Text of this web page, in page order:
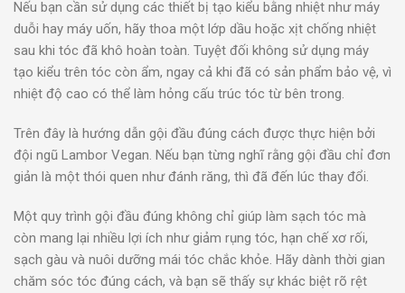
Nếu bạn cần sử dụng các thiết bị tạo kiểu bằng nhiệt như máy
duỗi hay máy uốn, hãy thoa một lớp dầu hoặc xịt chống nhiệt
sau khi tóc đã khô hoàn toàn. Tuyệt đối không sử dụng máy
tạo kiểu trên tóc còn ẩm, ngay cả khi đã có sản phẩm bảo vệ, vì
nhiệt độ cao có thể làm hỏng cấu trúc tóc từ bên trong.
Trên đây là hướng dẫn gội đầu đúng cách được thực hiện bởi
đội ngũ Lambor Vegan. Nếu bạn từng nghĩ rằng gội đầu chỉ đơn
giản là một thói quen như đánh răng, thì đã đến lúc thay đổi.
Một quy trình gội đầu đúng không chỉ giúp làm sạch tóc mà
còn mang lại nhiều lợi ích như giảm rụng tóc, hạn chế xơ rối,
sạch gàu và nuôi dưỡng mái tóc chắc khỏe. Hãy dành thời gian
chăm sóc tóc đúng cách, và bạn sẽ thấy sự khác biệt rõ rệt